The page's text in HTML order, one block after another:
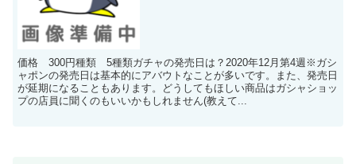
価格 300円種類 5種類ガチャの発売日は？2020年12月第4週※ガシ
ャポンの発売日は基本的にアバウトなことが多いです。また、発売日
が延期になることもあります。どうしてもほしい商品はガシャショッ
プの店員に聞くのもいいかもしれません(教えて...